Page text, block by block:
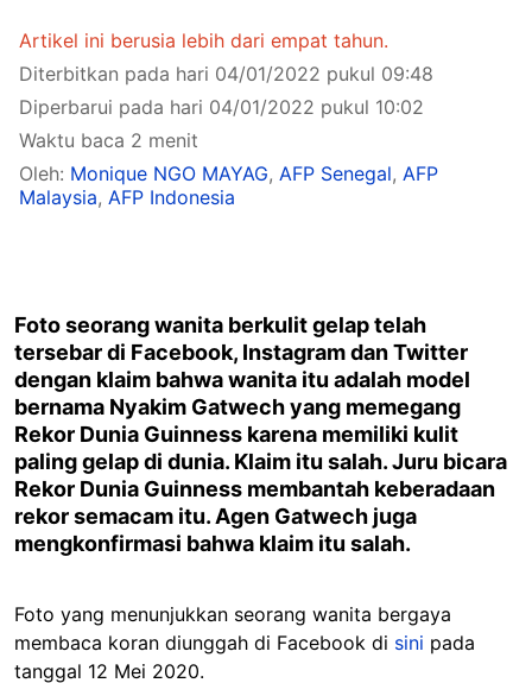
Artikel ini berusia lebih dari empat tahun.
Diterbitkan pada hari 04/01/2022 pukul 09:48
Diperbarui pada hari 04/01/2022 pukul 10:02
Waktu baca 2 menit
Oleh: Monique NGO MAYAG, AFP Senegal, AFP
Malaysia, AFP Indonesia
Foto seorang wanita berkulit gelap telah
tersebar di Facebook, Instagram dan Twitter
dengan klaim bahwa wanita itu adalah model
bernama Nyakim Gatwech yang memegang
Rekor Dunia Guinness karena memiliki kulit
paling gelap di dunia. Klaim itu salah. Juru bicara
Rekor Dunia Guinness membantah keberadaan
rekor semacam itu. Agen Gatwech juga
mengkonfirmasi bahwa klaim itu salah.
Foto yang menunjukkan seorang wanita bergaya
membaca koran diunggah di Facebook di sini pada
tanggal 12 Mei 2020.